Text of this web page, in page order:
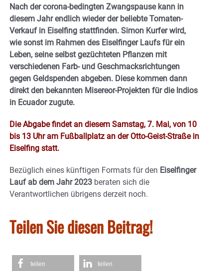
Nach der corona-bedingten Zwangspause kann in
diesem Jahr endlich wieder der beliebte Tomaten-
Verkauf in Eiselfing stattfinden. Simon Kurfer wird,
wie sonst im Rahmen des Eiselfinger Laufs für ein
Leben, seine selbst gezüchteten Pflanzen mit
verschiedenen Farb- und Geschmacksrichtungen
gegen Geldspenden abgeben. Diese kommen dann
direkt den bekannten Misereor-Projekten für die Indios
in Ecuador zugute.
Die Abgabe findet an diesem Samstag, 7. Mai, von 10
bis 13 Uhr am Fußballplatz an der Otto-Geist-Straße in
Eiselfing statt.
Bezüglich eines künftigen Formats für den Eiselfinger
Lauf ab dem Jahr 2023 beraten sich die
Verantwortlichen übrigens derzeit noch.
Teilen Sie diesen Beitrag!
teilen teilen